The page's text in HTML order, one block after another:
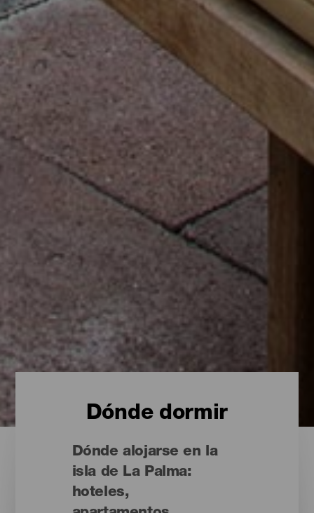
Dónde dormir
Dónde alojarse en la
isla de La Palma:
hoteles,